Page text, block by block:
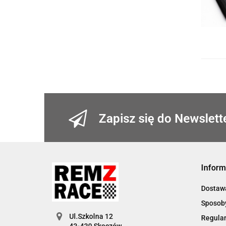
Zapisz się do
Ul.Szkolna 12